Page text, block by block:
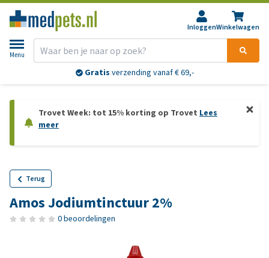
InloggenWinkelwagen
Menu
Gratis verzending vanaf € 69,-
Trovet Week: tot 15% korting op Trovet Lees
meer
Terug
Amos Jodiumtinctuur 2%
0 beoordelingen